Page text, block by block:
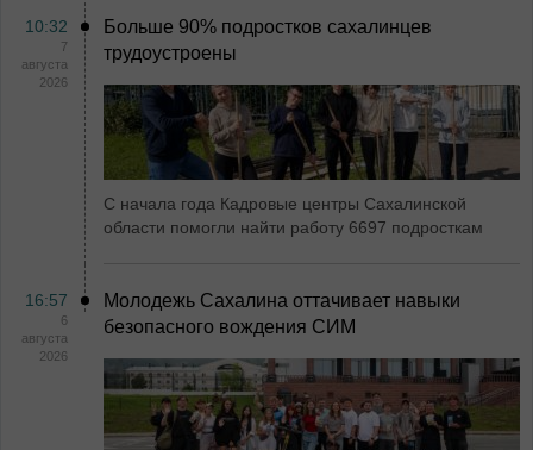
10:32
7
августа
2026
Больше 90% подростков сахалинцев
трудоустроены
С начала года Кадровые центры Сахалинской
области помогли найти работу 6697 подросткам
16:57
6
августа
2026
Молодежь Сахалина оттачивает навыки
безопасного вождения СИМ